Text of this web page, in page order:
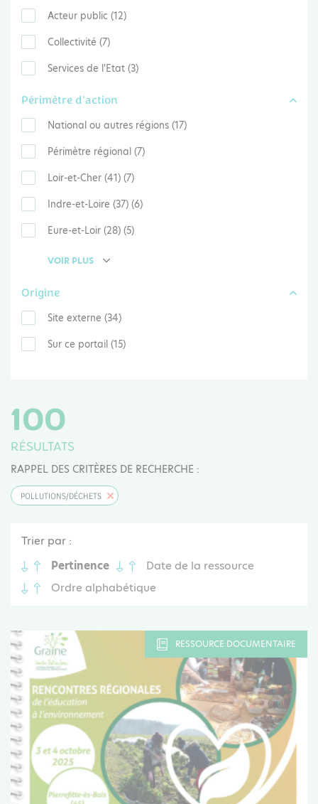
Acteur public (12)
Collectivité (7)
Services de l'Etat (3)
Périmètre d'action
National ou autres régions (17)
Périmètre régional (7)
Loir-et-Cher (41) (7)
Indre-et-Loire (37) (6)
Eure-et-Loir (28) (5)
VOIR PLUS
Origine
Site externe (34)
Sur ce portail (15)
100
RÉSULTATS
RAPPEL DES CRITÈRES DE RECHERCHE :
POLLUTIONS/DÉCHETS
Trier par :
Pertinence
Date de la ressource
Ordre alphabétique
RESSOURCE DOCUMENTAIRE